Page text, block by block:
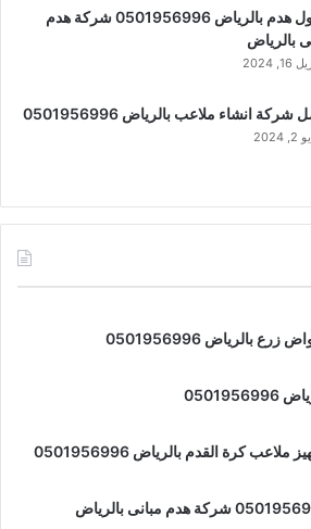
مقاول هدم بالرياض 0501956996 شركة هدم
بالرياض
2024
انشاء ملاعب بالرياض 0501956996
0501956996
كرة القدم بالرياض 0501956996